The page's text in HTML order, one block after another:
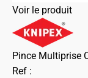
Voir le produit
Pince Multiprise
Ref :